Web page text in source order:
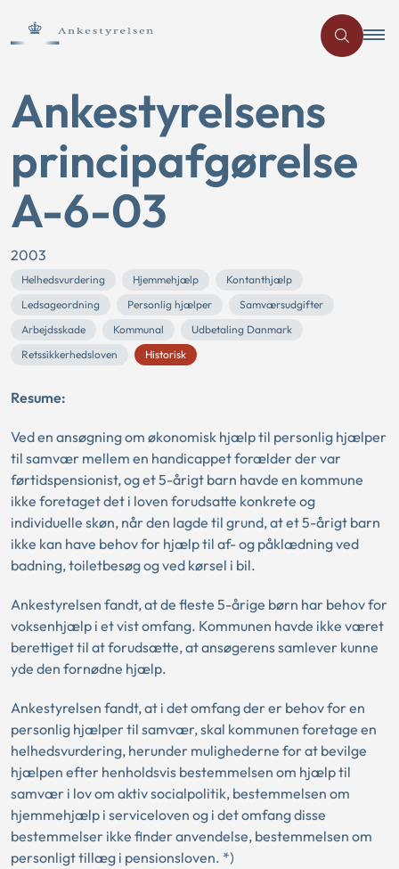
Ankestyrelsens
principafgørelse
A-6-03
2003
Helhedsvurdering Hjemmehjælp
Kontanthjælp
Ledsageordning
Personlig hjælper
Samværsudgifter
Arbejdsskade
Kommunal
Udbetaling Danmark
Retssikkerhedsloven
Historisk
Resume:
Ved en ansøgning om økonomisk hjælp til personlig hjælper
til samvær mellem en handicappet forælder der var
førtidspensionist, og et 5-årigt barn havde en kommune
ikke foretaget det i loven forudsatte konkrete og
individuelle skøn, når den lagde til grund, at et 5-årigt barn
ikke kan have behov for hjælp til af- og påklædning ved
badning, toiletbesøg og ved kørsel i bil.
Ankestyrelsen fandt, at de fleste 5-årige børn har behov for
voksenhjælp i et vist omfang. Kommunen havde ikke været
berettiget til at forudsætte, at ansøgerens samlever kunne
yde den fornødne hjælp.
Ankestyrelsen fandt, at i det omfang der er behov for en
personlig hjælper til samvær, skal kommunen foretage en
helhedsvurdering, herunder mulighederne for at bevilge
hjælpen efter henholdsvis bestemmelsen om hjælp til
samvær i lov om aktiv socialpolitik, bestemmelsen om
hjemmehjælp i serviceloven og i det omfang disse
bestemmelser ikke finder anvendelse, bestemmelsen om
personligt tillæg i pensionsloven. *)